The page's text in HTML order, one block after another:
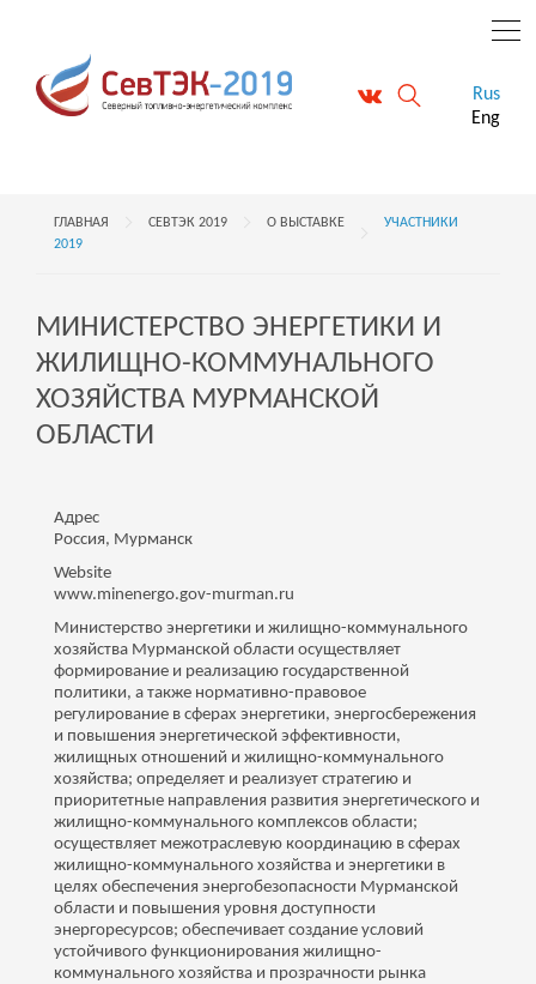
Rus
Eng
ГЛАВНАЯ СЕВТЭК 2019 О ВЫСТАВКЕ
УЧАСТНИКИ
2019
МИНИСТЕРСТВО ЭНЕРГЕТИКИ И
ЖИЛИЩНО-КОММУНАЛЬНОГО
ХОЗЯЙСТВА МУРМАНСКОЙ
ОБЛАСТИ
Адрес
Россия, Мурманск
Website
www.minenergo.gov-murman.ru
Министерство энергетики и жилищно-коммунального
хозяйства Мурманской области осуществляет
формирование и реализацию государственной
политики, а также нормативно-правовое
регулирование в сферах энергетики, энергосбережения
и повышения энергетической эффективности,
жилищных отношений и жилищно-коммунального
хозяйства; определяет и реализует стратегию и
приоритетные направления развития энергетического и
жилищно-коммунального комплексов области;
осуществляет межотраслевую координацию в сферах
жилищно-коммунального хозяйства и энергетики в
целях обеспечения энергобезопасности Мурманской
области и повышения уровня доступности
энергоресурсов; обеспечивает создание условий
устойчивого функционирования жилищно-
коммунального хозяйства и прозрачности рынка